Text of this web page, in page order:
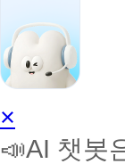
AI
학
습
×
📣AI 챗봇